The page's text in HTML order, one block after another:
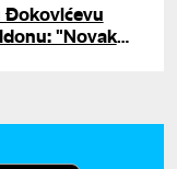
Đokovićevu
"Novak